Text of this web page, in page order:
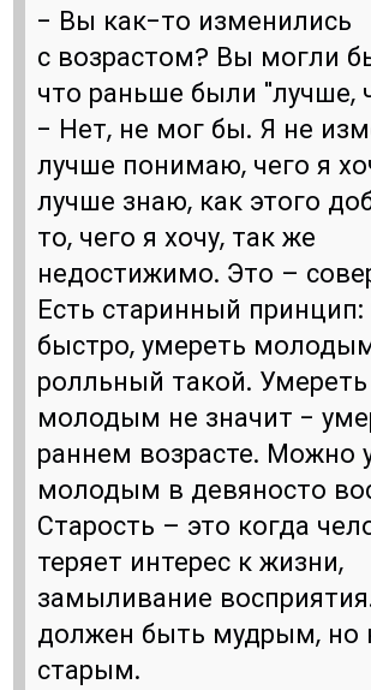
- Вы как-то изменились
с возрастом? Вы могли
что раньше были "лучше,
- Нет, не мог бы. Я не
лучше понимаю, чего я
лучше знаю, как этого
то, чего я хочу, так же
недостижимо. Это –
Есть старинный
быстро, умереть
ролльный такой. Умереть
молодым не значит -
раннем возрасте. Можно
молодым в девяносто
Старость – это когда
теряет интерес к жизни,
замыливание
должен быть мудрым, но
старым.